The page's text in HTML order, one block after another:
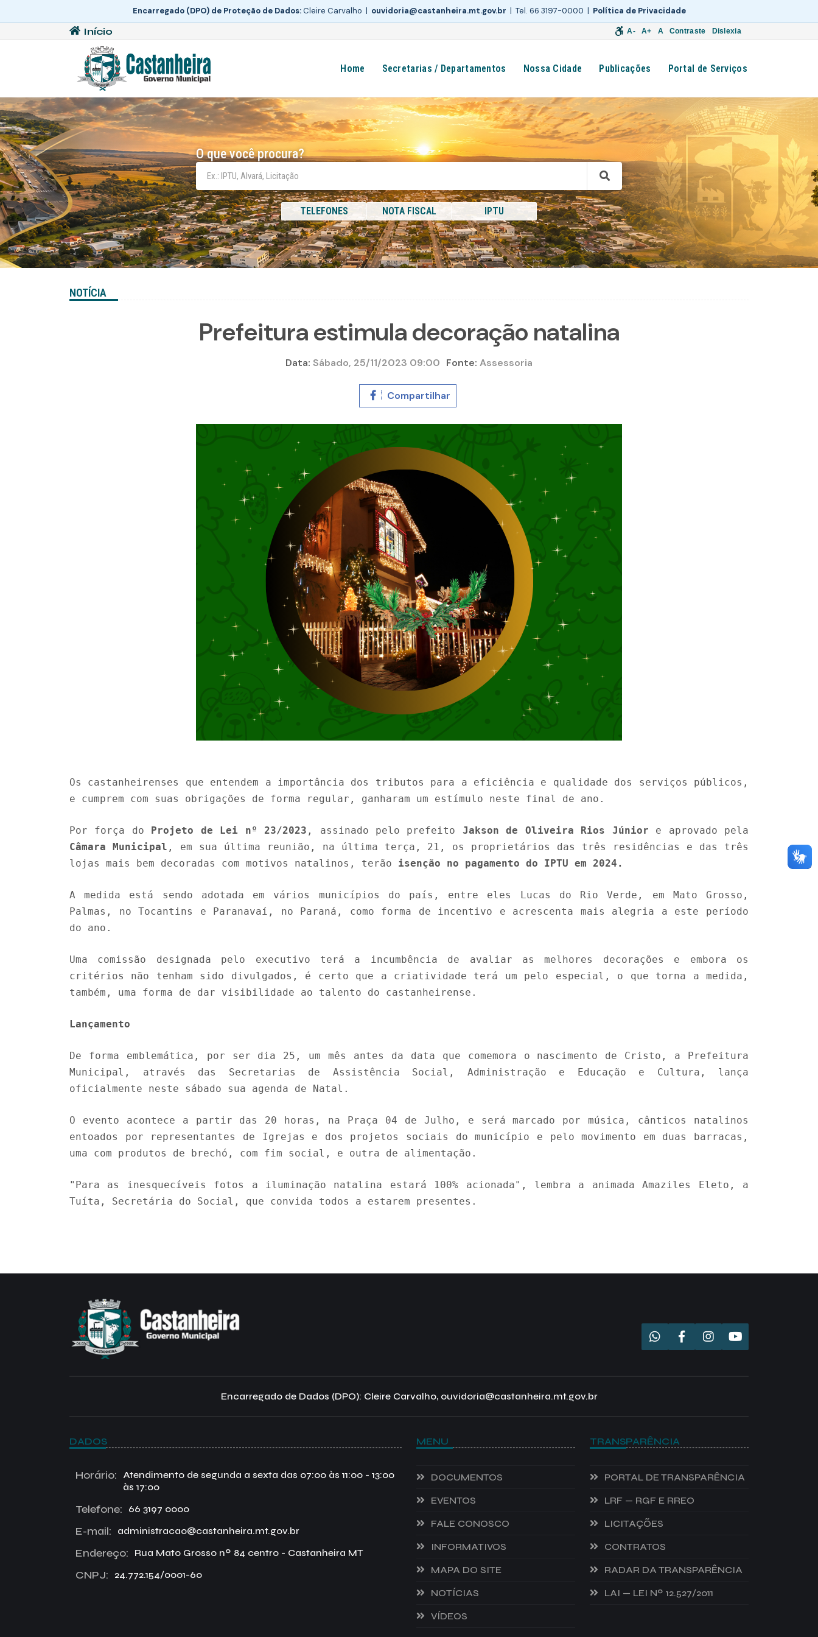
Encarregado (DPO) de Proteção de Dados:Cleire Carvalho | ouvidoria@castanheira.mt.gov.br | Tel. 66 3197-0000 | Política de Privacidade
Início A- A+ A Contraste Dislexia
Home Secretarias / Departamentos Nossa Cidade Publicações Portal de Serviços
O que você procura?
TELEFONES NOTA FISCAL IPTU
NOTÍCIA
Prefeitura estimula decoração natalina
Data: Sábado, 25/11/2023 09:00 Fonte: Assessoria
Compartilhar
Os castanheirenses que entendem a importância dos tributos para a eficiência e qualidade dos serviços públicos,
e cumprem com suas obrigações de forma regular, ganharam um estímulo neste final de ano.
Por força do Projeto de Lei nº 23/2023 , assinado pelo prefeito Jakson de Oliveira Rios Júnior e aprovado pela
Câmara Municipal , em sua última reunião, na última terça, 21, os proprietários das três residências e das três
lojas mais bem decoradas com motivos natalinos, terão isenção no pagamento do IPTU em 2024.
A medida está sendo adotada em vários municípios do país, entre eles Lucas do Rio Verde, em Mato Grosso,
Palmas, no Tocantins e Paranavaí, no Paraná, como forma de incentivo e acrescenta mais alegria a este período
do ano.
Uma comissão designada pelo executivo terá a incumbência de avaliar as melhores decorações e embora os
critérios não tenham sido divulgados, é certo que a criatividade terá um pelo especial, o que torna a medida,
também, uma forma de dar visibilidade ao talento do castanheirense.
Lançamento
De forma emblemática, por ser dia 25, um mês antes da data que comemora o nascimento de Cristo, a Prefeitura
Municipal, através das Secretarias de Assistência Social, Administração e Educação e Cultura, lança
oficialmente neste sábado sua agenda de Natal.
O evento acontece a partir das 20 horas, na Praça 04 de Julho, e será marcado por música, cânticos natalinos
entoados por representantes de Igrejas e dos projetos sociais do município e pelo movimento em duas barracas,
uma com produtos de brechó, com fim social, e outra de alimentação.
"Para as inesquecíveis fotos a iluminação natalina estará 100% acionada", lembra a animada Amaziles Eleto, a
Tuíta, Secretária do Social, que convida todos a estarem presentes.
Encarregado de Dados (DPO): Cleire Carvalho, ouvidoria@castanheira.mt.gov.br
DADOS
Horário:
Atendimento de segunda a sexta das 07:00 às 11:00 - 13:00
às 17:00
Telefone: 66 3197 0000
E-mail: administracao@castanheira.mt.gov.br
Endereço: Rua Mato Grosso nº 84 centro - Castanheira MT
CNPJ: 24.772.154/0001-60
MENU
DOCUMENTOS
EVENTOS
FALE CONOSCO
INFORMATIVOS
MAPA DO SITE
NOTÍCIAS
VÍDEOS
TRANSPARÊNCIA
PORTAL DE TRANSPARÊNCIA
LRF — RGF E RREO
LICITAÇÕES
CONTRATOS
RADAR DA TRANSPARÊNCIA
LAI — LEI Nº 12.527/2011